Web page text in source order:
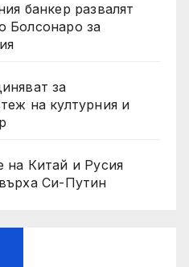
банкер развалят
Болсонаро за
за
на културния и
на Китай и Русия
Си-Путин